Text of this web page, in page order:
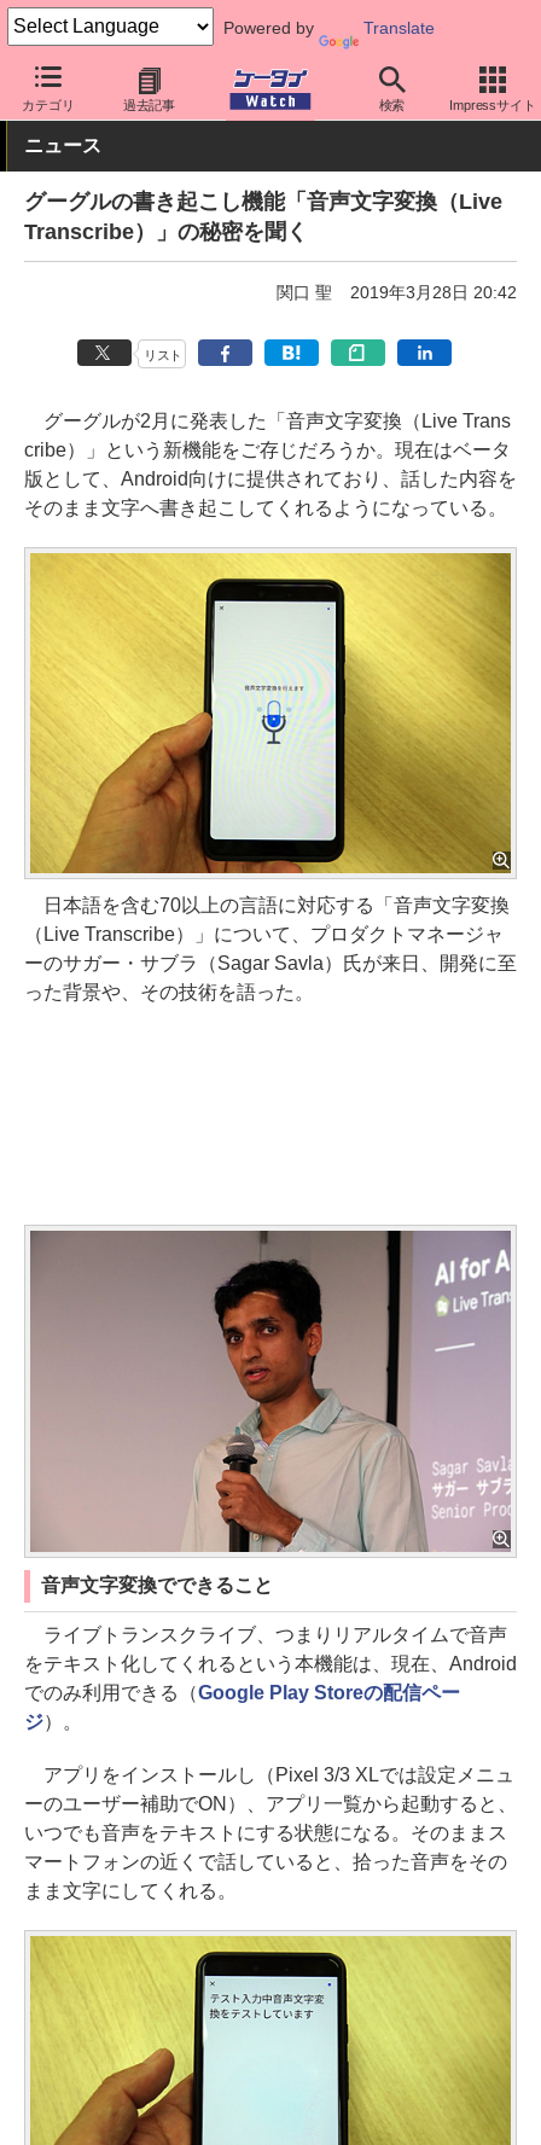
Powered by Translate
カテゴリ 過去記事 検索 Impressサイト
ケータイ Watch 業界動向 Google
ニュース
グーグルの書き起こし機能「音声文字変換（Live
Transcribe）」の秘密を聞く
関口 聖 2019年3月28日 20:42
リスト
グーグルが2月に発表した「音声文字変換（Live Trans
cribe）」という新機能をご存じだろうか。現在はベータ
版として、Android向けに提供されており、話した内容を
そのまま文字へ書き起こしてくれるようになっている。
日本語を含む70以上の言語に対応する「音声文字変換
（Live Transcribe）」について、プロダクトマネージャ
ーのサガー・サブラ（Sagar Savla）氏が来日、開発に至
った背景や、その技術を語った。
音声文字変換でできること
ライブトランスクライブ、つまりリアルタイムで音声
をテキスト化してくれるという本機能は、現在、Android
でのみ利用できる（Google Play Storeの配信ペー
ジ）。
アプリをインストールし（Pixel 3/3 XLでは設定メニュ
ーのユーザー補助でON）、アプリ一覧から起動すると、
いつでも音声をテキストにする状態になる。そのままス
マートフォンの近くで話していると、拾った音声をその
まま文字にしてくれる。